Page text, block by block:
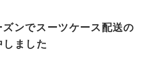
ンでスーツケース配送の
しました